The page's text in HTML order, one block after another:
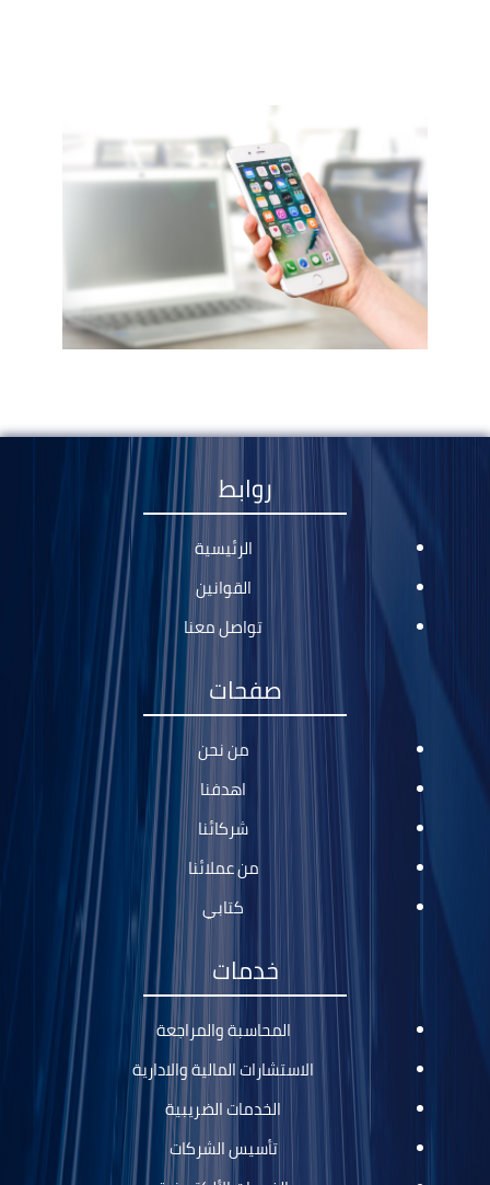
روابط
الرئيسية
القوانين
تواصل معنا
صفحات
من نحن
اهدفنا
شركائنا
من عملائنا
كتابي
خدمات
المحاسبة والمراجعة
الاستشارات المالية والادارية
الخدمات الضريبية
تأسيس الشركات